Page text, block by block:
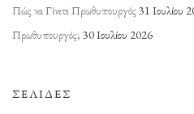
Πώς να Γίνετε Πρωθυπουργός 31 Ιουλίου
Πρωθυπουργός; 30 Ιουλίου 2026
ΣΕΛΊΔΕΣ